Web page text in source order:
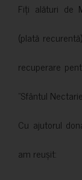
Fiți alături de
(plată
recuperare
”Sfântul
Cu ajutorul
am reușit: